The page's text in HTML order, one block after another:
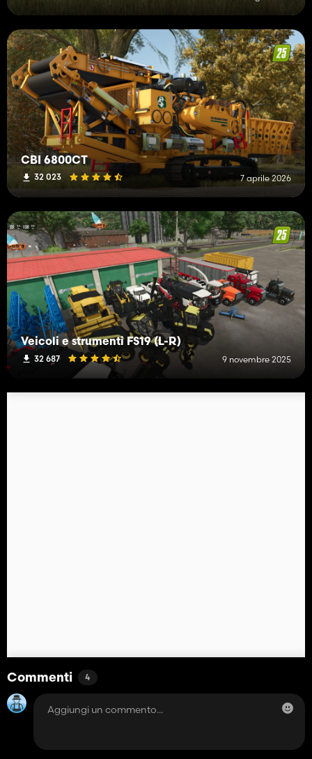
CBI 6800CT
32 023 7 aprile 2026
Veicoli e strumenti FS19 (L-R)
32 687 9 novembre 2025
Commenti 4